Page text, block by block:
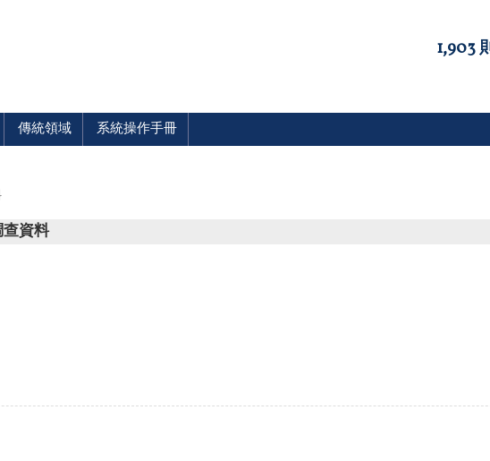
1,903
傳統領域 系統操作手冊
資料